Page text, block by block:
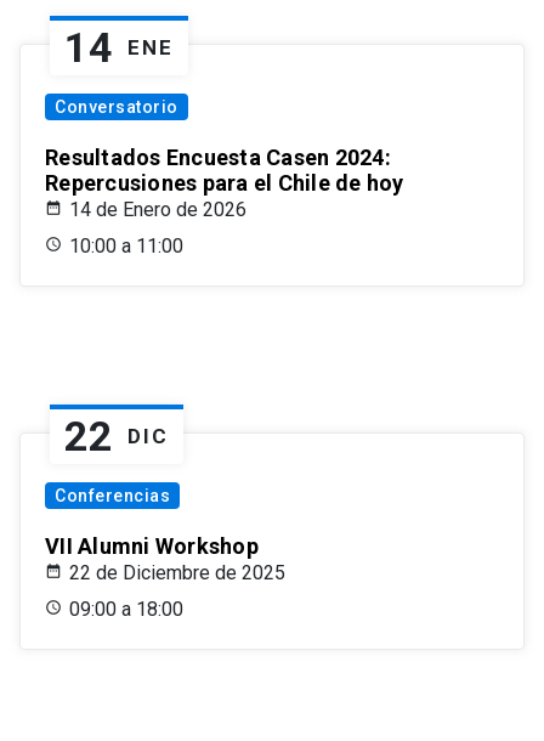
14 ENE
Conversatorio
Resultados Encuesta Casen 2024:
Repercusiones para el Chile de hoy
14 de Enero de 2026
10:00 a 11:00
22 DIC
Conferencias
VII Alumni Workshop
22 de Diciembre de 2025
09:00 a 18:00